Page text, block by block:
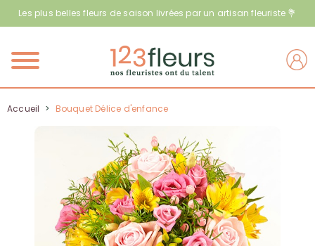
Les plus belles fleurs de saison livrées par un artisan fleuriste 💐
Menu
Accueil > Bouquet Délice d'enfance